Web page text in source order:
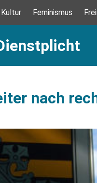
Kultur Feminismus
nach